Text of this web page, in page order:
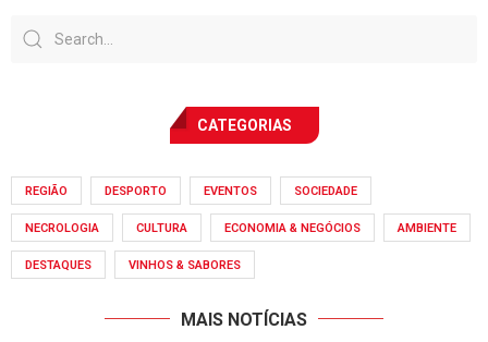
CATEGORIAS
REGIÃO DESPORTO EVENTOS SOCIEDADE
NECROLOGIA CULTURA ECONOMIA & NEGÓCIOS AMBIENTE
DESTAQUES VINHOS & SABORES
MAIS NOTÍCIAS